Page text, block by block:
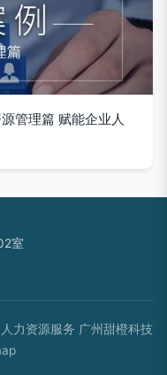
管理篇 赋能企业人
室
人力资源服务 广州甜橙科技